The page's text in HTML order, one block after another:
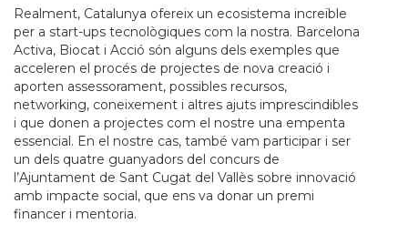
Realment, Catalunya ofereix un ecosistema increïble
per a start-ups tecnològiques com la nostra. Barcelona
Activa, Biocat i Acció són alguns dels exemples que
acceleren el procés de projectes de nova creació i
aporten assessorament, possibles recursos,
networking, coneixement i altres ajuts imprescindibles
i que donen a projectes com el nostre una empenta
essencial. En el nostre cas, també vam participar i ser
un dels quatre guanyadors del concurs de
l’Ajuntament de Sant Cugat del Vallès sobre innovació
amb impacte social, que ens va donar un premi
financer i mentoria.